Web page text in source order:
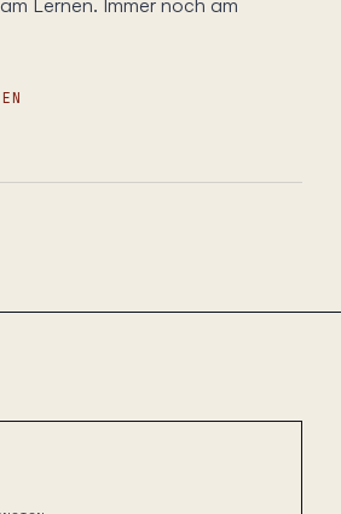
Lernen. Immer noch am